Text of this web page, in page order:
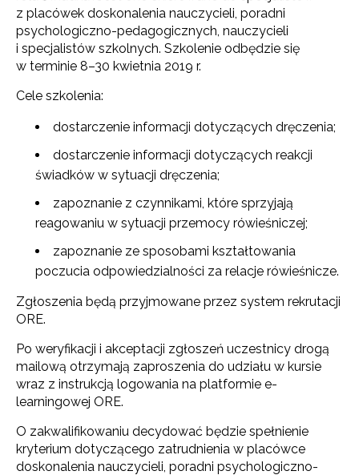
z placówek doskonalenia nauczycieli, poradni
psychologiczno-pedagogicznych, nauczycieli
i specjalistów szkolnych. Szkolenie odbędzie się
w terminie 8–30 kwietnia 2019 r.
Cele szkolenia:
dostarczenie informacji dotyczących dręczenia;
dostarczenie informacji dotyczących reakcji
świadków w sytuacji dręczenia;
zapoznanie z czynnikami, które sprzyjają
reagowaniu w sytuacji przemocy rówieśniczej;
zapoznanie ze sposobami kształtowania
poczucia odpowiedzialności za relacje rówieśnicze.
Zgłoszenia będą przyjmowane przez system rekrutacji
ORE.
Po weryfikacji i akceptacji zgłoszeń uczestnicy drogą
mailową otrzymają zaproszenia do udziału w kursie
wraz z instrukcją logowania na platformie e-
learningowej ORE.
O zakwalifikowaniu decydować będzie spełnienie
kryterium dotyczącego zatrudnienia w placówce
doskonalenia nauczycieli, poradni psychologiczno-